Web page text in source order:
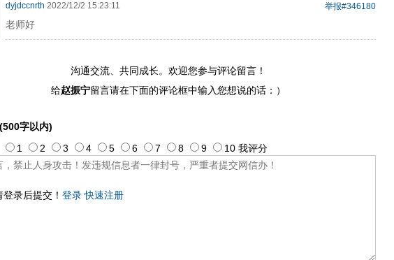
举报#346180
dyjdccnrth 2022/12/2 15:23:11
老师好
沟通交流、共同成长。欢迎您参与评论留言！
给赵振宁留言请在下面的评论框中输入您想说的话：）
字以内)
录后提交！ 登录 快速注册
1 2 3 4 5 6 7 8 9 10 我评分